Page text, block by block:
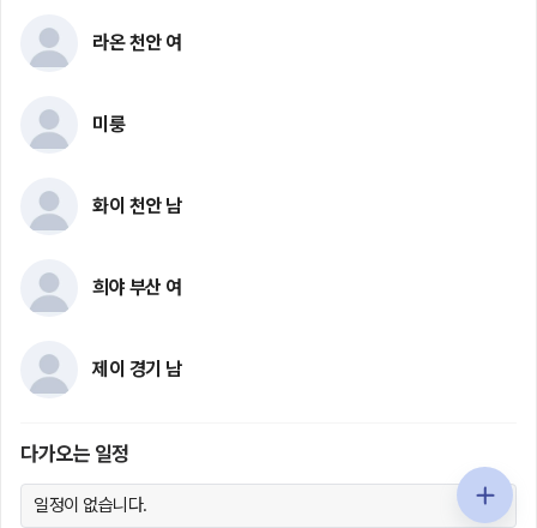
라온 천안 여
미룽
화이 천안 남
희야 부산 여
제이 경기 남
다가오는 일정
일정이 없습니다.